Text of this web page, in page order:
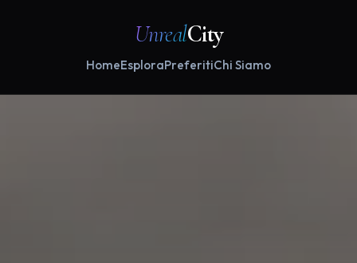
UnrealCity
HomeEsploraPreferitiChi Siamo